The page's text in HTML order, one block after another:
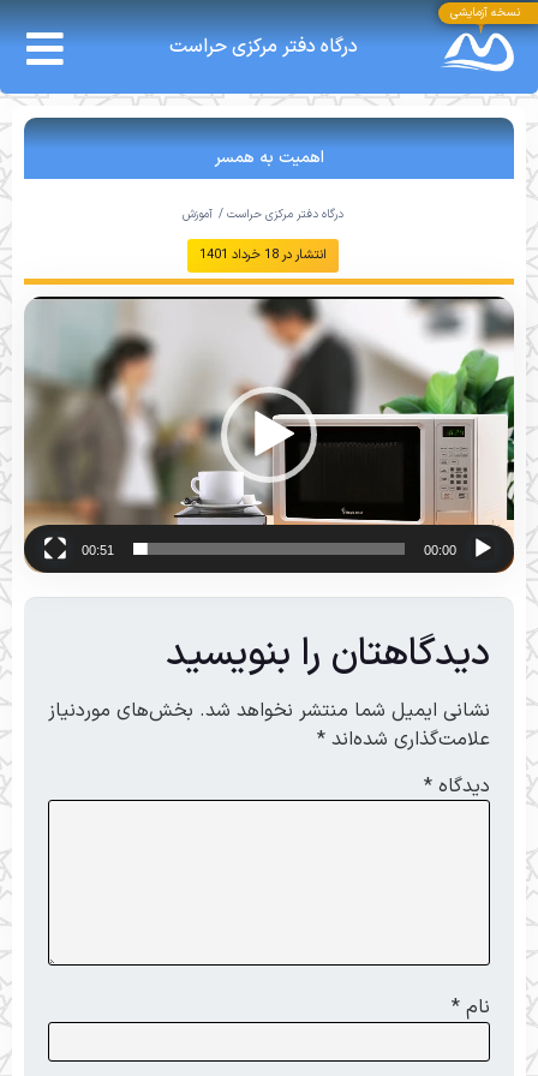
درگاه دفتر مرکزی حراست
اهمیت به همسر
درگاه دفتر مرکزی حراست / آموزش
انتشار در18 خرداد 1401
نمایشگر
00:00
00:51
دیدگاهتان را بنویسید
نشانی ایمیل شما منتشر نخواهد شد. بخش‌های موردنیاز
علامت‌گذاری شده‌اند *
دیدگاه *
نام *
نسخه آزمایشی